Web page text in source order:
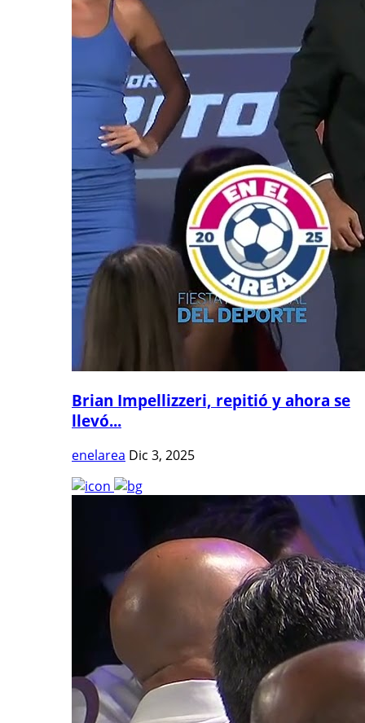
Brian Impellizzeri, repitió y ahora se
llevó...
enelarea Dic 3, 2025